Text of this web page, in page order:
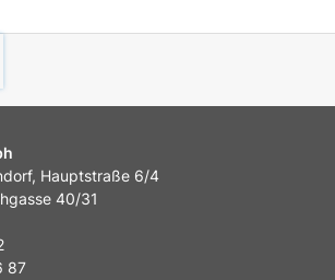
Hauptstraße 6/4
40/31
87